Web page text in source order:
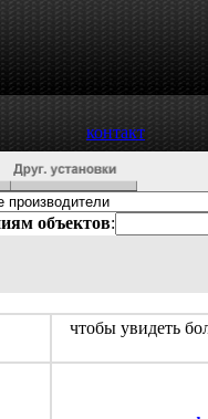
контакт
объектов:
чтобы увидеть